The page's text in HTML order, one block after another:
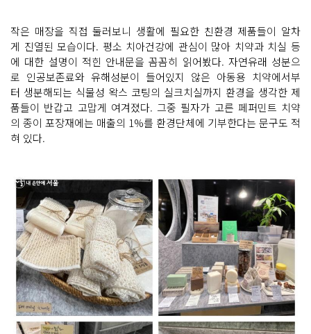
작은 매장을 직접 둘러보니 생활에 필요한 친환경 제품들이 알차
게 진열된 모습이다. 평소 치아건강에 관심이 많아 치약과 치실 등
에 대한 설명이 적힌 안내문을 꼼꼼히 읽어봤다. 자연유래 성분으
로 인공보존료와 유해성분이 들어있지 않은 아동용 치약에서부
터 생분해되는 식물성 왁스 코팅의 실크치실까지 환경을 생각한 제
품들이 반갑고 고맙게 여겨졌다. 그중 필자가 고른 페퍼민트 치약
의 종이 포장재에는 매출의 1%를 환경단체에 기부한다는 문구도 적
혀 있다.